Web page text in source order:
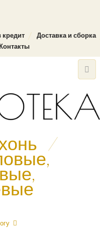
кредит
Доставка и сборка
/